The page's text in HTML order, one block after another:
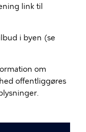
link til
i byen (se
om
offentliggøres